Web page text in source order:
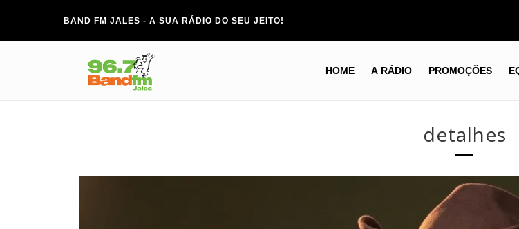
BAND FM JALES - A SUA RÁDIO DO SEU JEITO!
HOME A RÁDIO PROMOÇÕES
detalhes